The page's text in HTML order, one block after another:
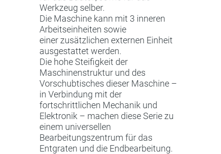
Werkzeug selber.
Die Maschine kann mit 3 inneren
Arbeitseinheiten sowie
einer zusätzlichen externen Einheit
ausgestattet werden.
Die hohe Steifigkeit der
Maschinenstruktur und des
Vorschubtisches dieser Maschine –
in Verbindung mit der
fortschrittlichen Mechanik und
Elektronik – machen diese Serie zu
einem universellen
Bearbeitungszentrum für das
Entgraten und die Endbearbeitung.